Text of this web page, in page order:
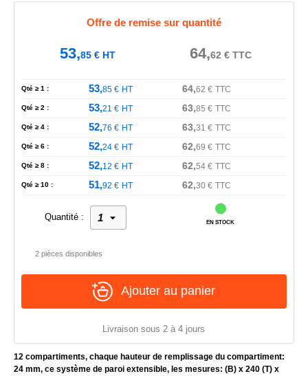
12 compartiments, chaque hauteur de remplissage du compartiment:
24 mm, ce système de paroi extensible, les mesures: (B) x 240 (T) x
Offre de remise sur quantité
53,85€HT 64,62 €TTC
Qté ≥ 1 : 53,85€ HT 64,62 € TTC
Qté ≥ 2 : 53,21 € HT 63,85 € TTC
Qté ≥ 4 : 52,76 € HT 63,31 € TTC
Qté ≥ 6 : 52,24€ HT 62,69 € TTC
Qté ≥ 8 : 52,12 € HT 62,54€ TTC
Qté ≥ 10 : 51,92 € HT 62,30€ TTC
Quantité :
EN STOCK
2 pièces disponibles
Ajouter au panier
Livraison sous 2 à 4 jours